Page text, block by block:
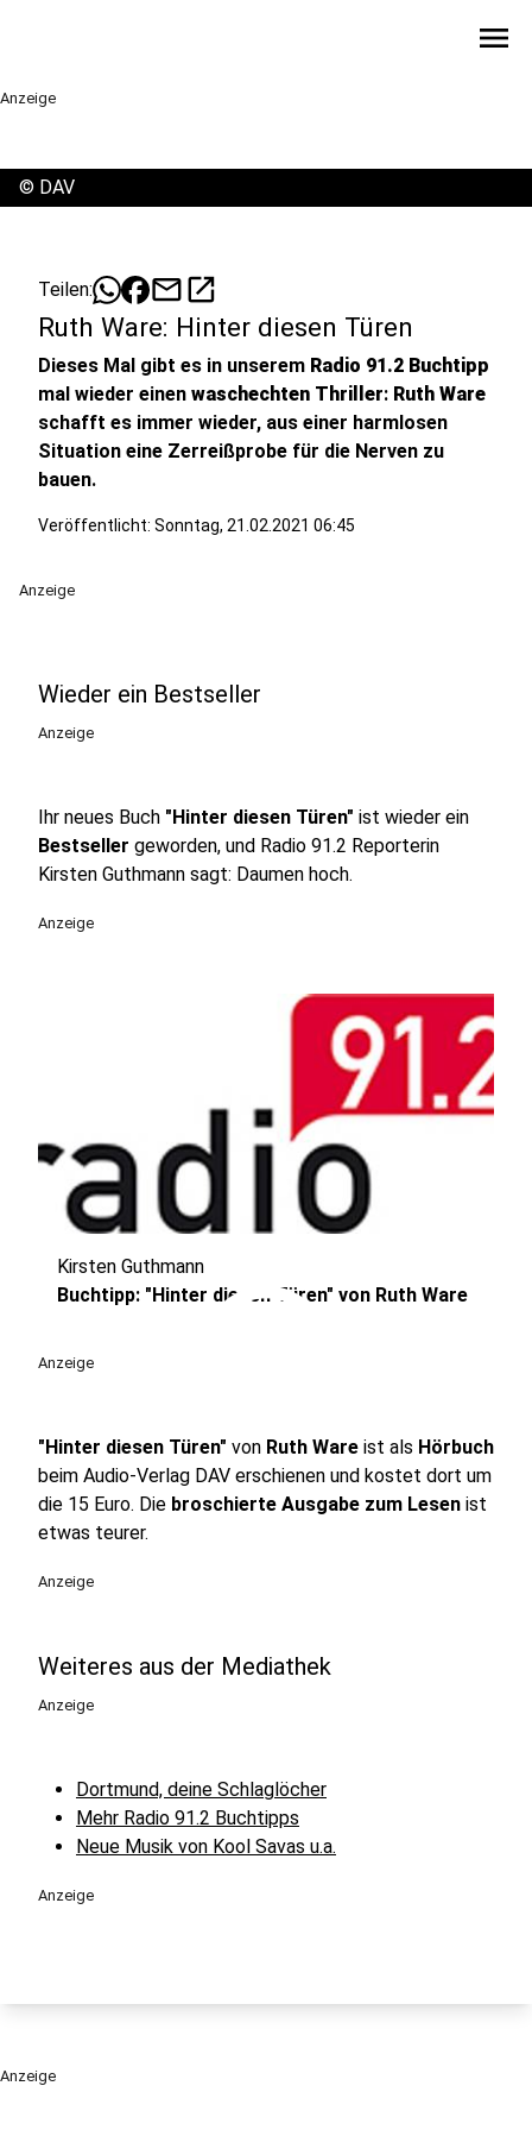
menu
Anzeige
© DAV
Teilen: mailopen_in_new
Ruth Ware: Hinter diesen Türen
Dieses Mal gibt es in unserem Radio 91.2 Buchtipp
mal wieder einen waschechten Thriller: Ruth Ware
schafft es immer wieder, aus einer harmlosen
Situation eine Zerreißprobe für die Nerven zu
bauen.
Veröffentlicht: Sonntag, 21.02.2021 06:45
Anzeige
Wieder ein Bestseller
Anzeige
Ihr neues Buch "Hinter diesen Türen" ist wieder ein
Bestseller geworden, und Radio 91.2 Reporterin
Kirsten Guthmann sagt: Daumen hoch.
Anzeige
play_circle
Kirsten Guthmann
Buchtipp: "Hinter diesen Türen" von Ruth Ware
Anzeige
"Hinter diesen Türen" von Ruth Ware ist als Hörbuch
beim Audio-Verlag DAV erschienen und kostet dort um
die 15 Euro. Die broschierte Ausgabe zum Lesen ist
etwas teurer.
Anzeige
Weiteres aus der Mediathek
Anzeige
Dortmund, deine Schlaglöcher
Mehr Radio 91.2 Buchtipps
Neue Musik von Kool Savas u.a.
Anzeige
Anzeige